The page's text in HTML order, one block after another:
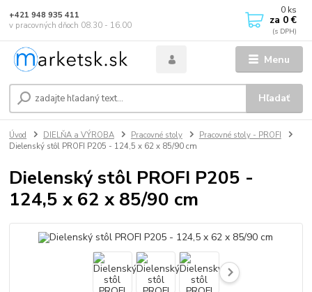
Menu
Hľadať
+421 948 935 411
v pracovných dňoch 08.30 - 16.00
0 ks
za 0 €
Úvod DIELŇA a VÝROBA Pracovné stoly
Pracovné stoly - PROFI
Dielenský stôl PROFI P205 - 124,5 x 62 x 85/90 cm
Dielenský stôl PROFI P205 -
124,5 x 62 x 85/90 cm